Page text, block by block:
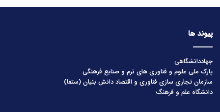
پیوند ها
جهاددانشگاهی
پارک ملی علوم و فناوری های نرم و صنایع فرهنگی
سازمان تجاری سازی فناوری و اقتصاد دانش بنیان (ستفا)
دانشگاه علم و فرهنگ